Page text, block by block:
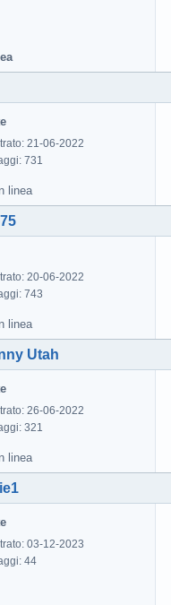
21-06-2022
731
linea
20-06-2022
743
linea
Utah
26-06-2022
321
linea
03-12-2023
44